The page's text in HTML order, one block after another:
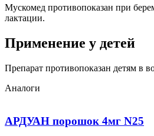
Мускомед противопоказан при
лактации.
Применение у детей
Препарат противопоказан детям в
Аналоги
АРДУАН порошок 4мг N25